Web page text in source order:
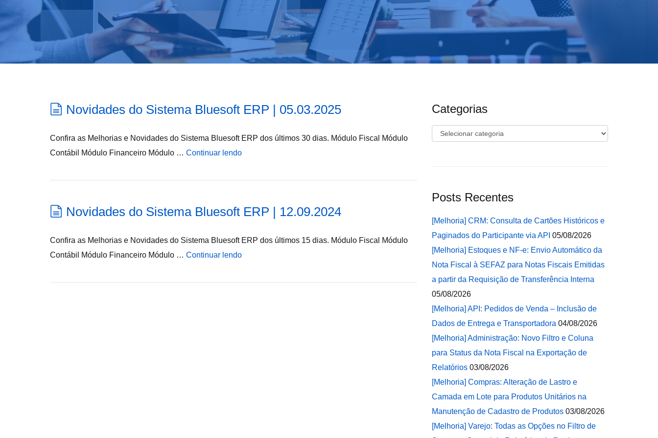
Novidades do Sistema Bluesoft ERP | 05.03.2025
Confira as Melhorias e Novidades do Sistema Bluesoft ERP dos últimos 30 dias. Módulo Fiscal Módulo
Contábil Módulo Financeiro Módulo … Continuar lendo
Novidades do Sistema Bluesoft ERP | 12.09.2024
Confira as Melhorias e Novidades do Sistema Bluesoft ERP dos últimos 15 dias. Módulo Fiscal Módulo
Contábil Módulo Financeiro Módulo … Continuar lendo
Categorias
Categorias
Posts Recentes
[Melhoria] CRM: Consulta de Cartões Históricos e
Paginados do Participante via API 05/08/2026
[Melhoria] Estoques e NF-e: Envio Automático da
Nota Fiscal à SEFAZ para Notas Fiscais Emitidas
a partir da Requisição de Transferência Interna
05/08/2026
[Melhoria] API: Pedidos de Venda – Inclusão de
Dados de Entrega e Transportadora 04/08/2026
[Melhoria] Administração: Novo Filtro e Coluna
para Status da Nota Fiscal na Exportação de
Relatórios 03/08/2026
[Melhoria] Compras: Alteração de Lastro e
Camada em Lote para Produtos Unitários na
Manutenção de Cadastro de Produtos 03/08/2026
[Melhoria] Varejo: Todas as Opções no Filtro de